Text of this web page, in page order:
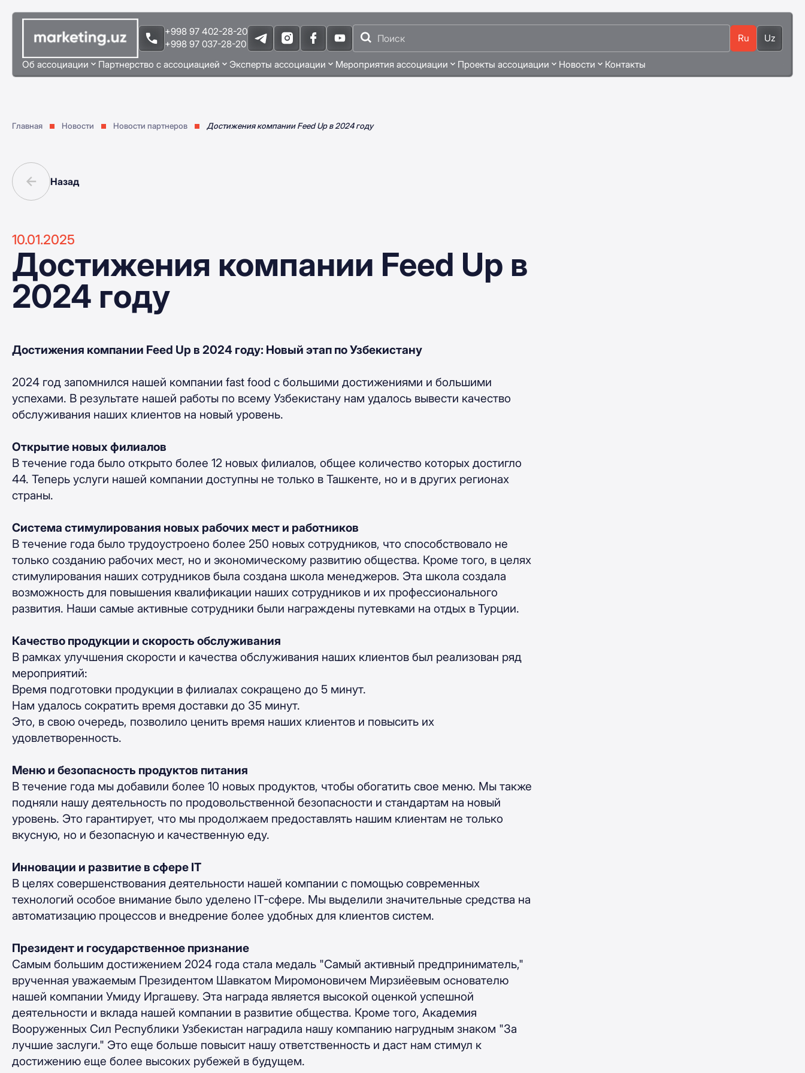
+998 97 402-28-20
+998 97 037-28-20
Ru Uz
Об ассоциации Партнерство с ассоциацией Эксперты ассоциации Мероприятия ассоциации Проекты ассоциации Новости Контакты
Главная Новости Новости партнеров Достижения компании Feed Up в 2024 году
Назад
10.01.2025
Достижения компании Feed Up в
2024 году
Достижения компании Feed Up в 2024 году: Новый этап по Узбекистану
2024 год запомнился нашей компании fast food с большими достижениями и большими
успехами. В результате нашей работы по всему Узбекистану нам удалось вывести качество
обслуживания наших клиентов на новый уровень.
Открытие новых филиалов
В течение года было открыто более 12 новых филиалов, общее количество которых достигло
44. Теперь услуги нашей компании доступны не только в Ташкенте, но и в других регионах
страны.
Система стимулирования новых рабочих мест и работников
В течение года было трудоустроено более 250 новых сотрудников, что способствовало не
только созданию рабочих мест, но и экономическому развитию общества. Кроме того, в целях
стимулирования наших сотрудников была создана школа менеджеров. Эта школа создала
возможность для повышения квалификации наших сотрудников и их профессионального
развития. Наши самые активные сотрудники были награждены путевками на отдых в Турции.
Качество продукции и скорость обслуживания
В рамках улучшения скорости и качества обслуживания наших клиентов был реализован ряд
мероприятий:
Время подготовки продукции в филиалах сокращено до 5 минут.
Нам удалось сократить время доставки до 35 минут.
Это, в свою очередь, позволило ценить время наших клиентов и повысить их
удовлетворенность.
Меню и безопасность продуктов питания
В течение года мы добавили более 10 новых продуктов, чтобы обогатить свое меню. Мы также
подняли нашу деятельность по продовольственной безопасности и стандартам на новый
уровень. Это гарантирует, что мы продолжаем предоставлять нашим клиентам не только
вкусную, но и безопасную и качественную еду.
Инновации и развитие в сфере IT
В целях совершенствования деятельности нашей компании с помощью современных
технологий особое внимание было уделено IT-сфере. Мы выделили значительные средства на
автоматизацию процессов и внедрение более удобных для клиентов систем.
Президент и государственное признание
Самым большим достижением 2024 года стала медаль "Самый активный предприниматель,"
врученная уважаемым Президентом Шавкатом Миромоновичем Мирзиёевым основателю
нашей компании Умиду Иргашеву. Эта награда является высокой оценкой успешной
деятельности и вклада нашей компании в развитие общества. Кроме того, Академия
Вооруженных Сил Республики Узбекистан наградила нашу компанию нагрудным знаком "За
лучшие заслуги." Это еще больше повысит нашу ответственность и даст нам стимул к
достижению еще более высоких рубежей в будущем.